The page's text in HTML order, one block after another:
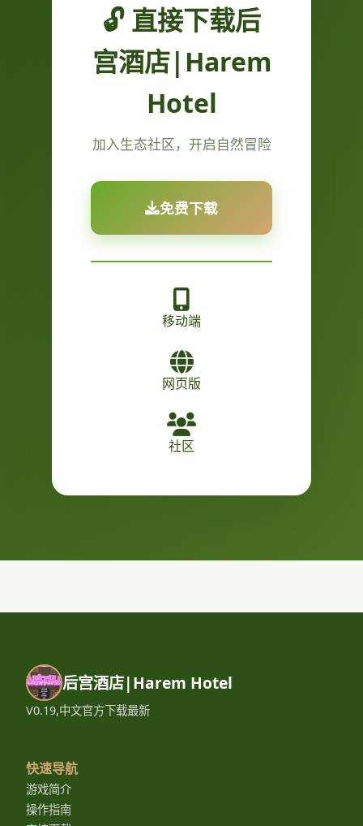
🔓 直接下载后
宫酒店|Harem
Hotel
加入生态社区，开启自然冒险
免费下载
移动端
网页版
社区
后宫酒店|Harem Hotel
V0.19,中文官方下载最新
快速导航
游戏简介
操作指南